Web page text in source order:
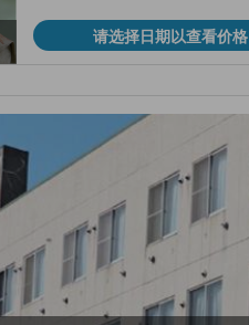
请选择日期以查看价格